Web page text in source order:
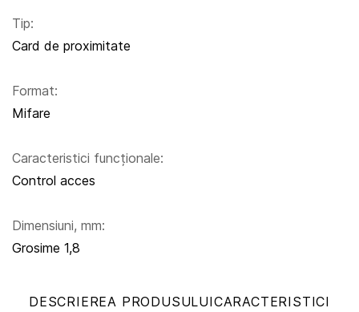
Tip:
Card de proximitate
Format:
Mifare
Caracteristici funcționale:
Control acces
Dimensiuni, mm:
Grosime 1,8
DESCRIEREA PRODUSULUICARACTERISTICI